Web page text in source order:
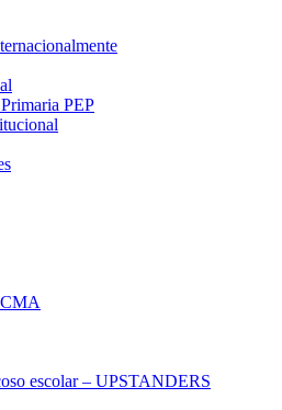
PEP
escolar – UPSTANDERS